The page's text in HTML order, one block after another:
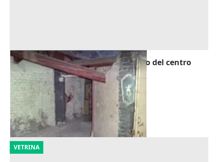
Asta Quota 1/2 di soffitta in palazzo del centro
storico
Ancona (Ancona)
Offerta minima
15.286 €
10/09/2026
VETRINA